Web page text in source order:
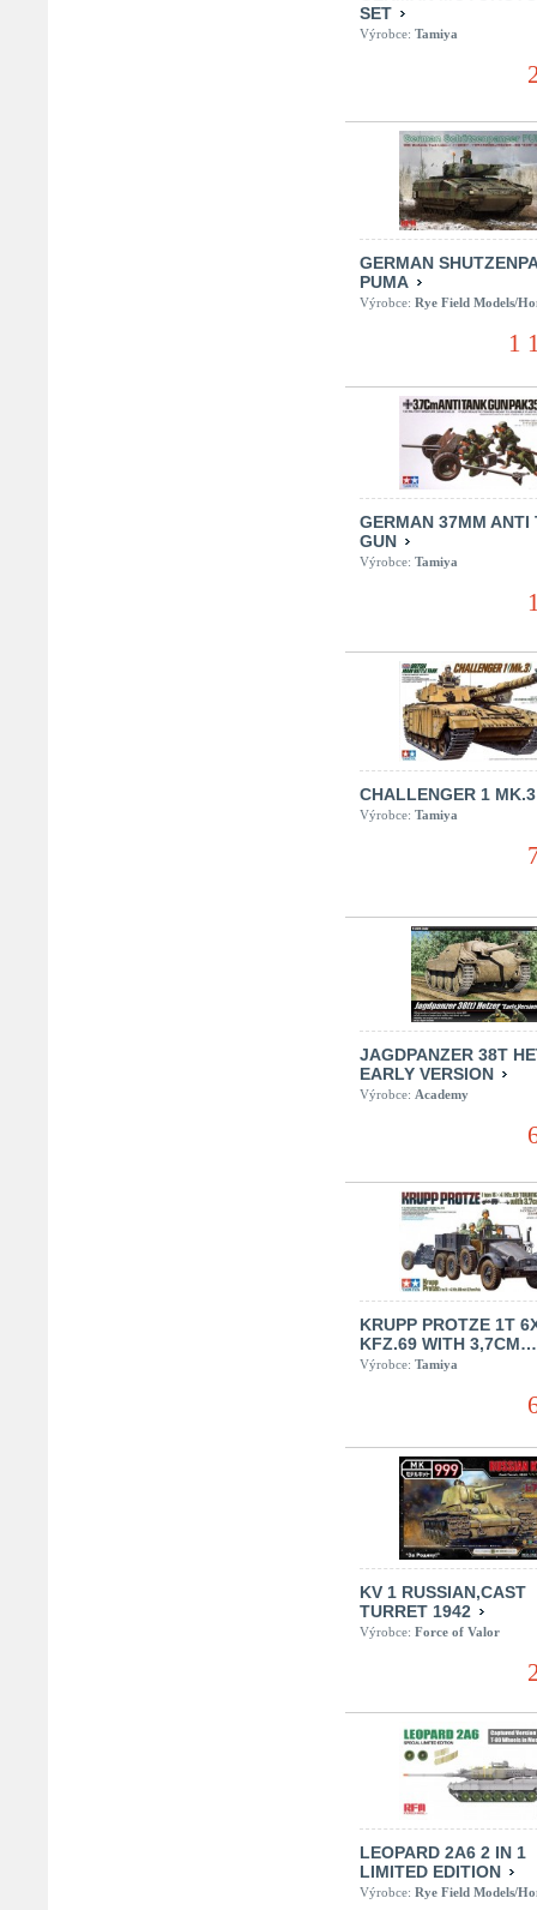
SET
Výrobce: Tamiya
GERMAN
PUMA
Výrobce: Rye Field Models/
1
GERMAN 37MM ANTI
GUN
Výrobce: Tamiya
CHALLENGER 1 MK.3
Výrobce: Tamiya
JAGDPANZER 38T
EARLY VERSION
Výrobce: Academy
KRUPP PROTZE 1T
KFZ.69 WITH 3,7CM…
Výrobce: Tamiya
KV 1 RUSSIAN,CAST
TURRET 1942
Výrobce: Force of Valor
LEOPARD 2A6 2 IN 1
LIMITED EDITION
Výrobce: Rye Field Models/